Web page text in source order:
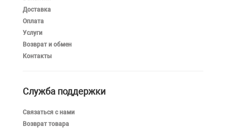
Доставка
Оплата
Услуги
Возврат и обмен
Контакты
Служба поддержки
Связаться с нами
Возврат товара